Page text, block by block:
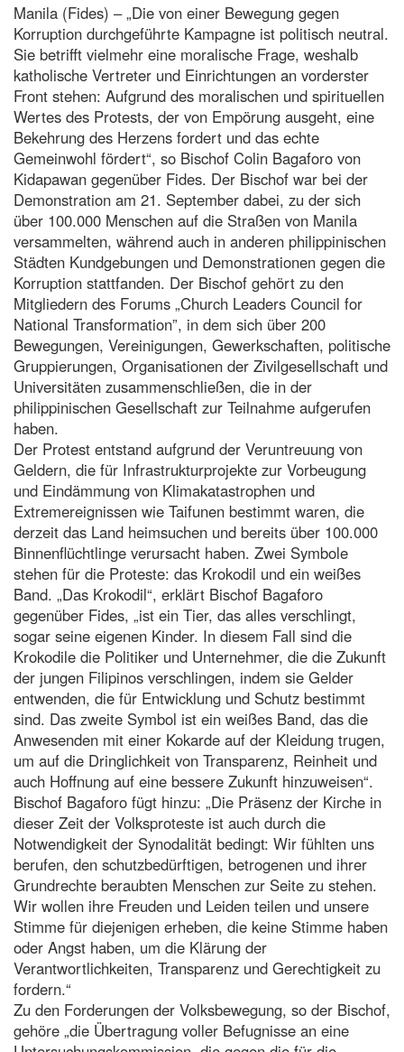
Manila (Fides) – „Die von einer Bewegung gegen
Korruption durchgeführte Kampagne ist politisch neutral.
Sie betrifft vielmehr eine moralische Frage, weshalb
katholische Vertreter und Einrichtungen an vorderster
Front stehen: Aufgrund des moralischen und spirituellen
Wertes des Protests, der von Empörung ausgeht, eine
Bekehrung des Herzens fordert und das echte
Gemeinwohl fördert“, so Bischof Colin Bagaforo von
Kidapawan gegenüber Fides. Der Bischof war bei der
Demonstration am 21. September dabei, zu der sich
über 100.000 Menschen auf die Straßen von Manila
versammelten, während auch in anderen philippinischen
Städten Kundgebungen und Demonstrationen gegen die
Korruption stattfanden. Der Bischof gehört zu den
Mitgliedern des Forums „Church Leaders Council for
National Transformation”, in dem sich über 200
Bewegungen, Vereinigungen, Gewerkschaften, politische
Gruppierungen, Organisationen der Zivilgesellschaft und
Universitäten zusammenschließen, die in der
philippinischen Gesellschaft zur Teilnahme aufgerufen
haben.
Der Protest entstand aufgrund der Veruntreuung von
Geldern, die für Infrastrukturprojekte zur Vorbeugung
und Eindämmung von Klimakatastrophen und
Extremereignissen wie Taifunen bestimmt waren, die
derzeit das Land heimsuchen und bereits über 100.000
Binnenflüchtlinge verursacht haben. Zwei Symbole
stehen für die Proteste: das Krokodil und ein weißes
Band. „Das Krokodil“, erklärt Bischof Bagaforo
gegenüber Fides, „ist ein Tier, das alles verschlingt,
sogar seine eigenen Kinder. In diesem Fall sind die
Krokodile die Politiker und Unternehmer, die die Zukunft
der jungen Filipinos verschlingen, indem sie Gelder
entwenden, die für Entwicklung und Schutz bestimmt
sind. Das zweite Symbol ist ein weißes Band, das die
Anwesenden mit einer Kokarde auf der Kleidung trugen,
um auf die Dringlichkeit von Transparenz, Reinheit und
auch Hoffnung auf eine bessere Zukunft hinzuweisen“.
Bischof Bagaforo fügt hinzu: „Die Präsenz der Kirche in
dieser Zeit der Volksproteste ist auch durch die
Notwendigkeit der Synodalität bedingt: Wir fühlten uns
berufen, den schutzbedürftigen, betrogenen und ihrer
Grundrechte beraubten Menschen zur Seite zu stehen.
Wir wollen ihre Freuden und Leiden teilen und unsere
Stimme für diejenigen erheben, die keine Stimme haben
oder Angst haben, um die Klärung der
Verantwortlichkeiten, Transparenz und Gerechtigkeit zu
fordern.“
Zu den Forderungen der Volksbewegung, so der Bischof,
gehöre „die Übertragung voller Befugnisse an eine